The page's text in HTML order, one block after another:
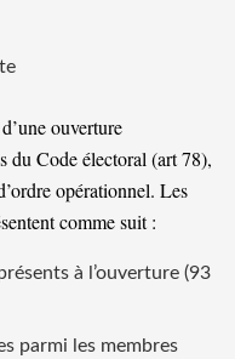
ouverture
du Code électoral (art 78),
opérationnel. Les
comme suit :
à l’ouverture (93
parmi les membres